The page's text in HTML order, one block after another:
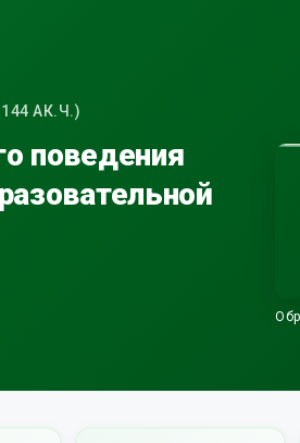
АК.Ч.)
поведения